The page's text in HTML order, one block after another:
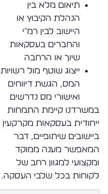
תיאום מלא בין
הנהלת הקיבוץ או
היישוב לבין רמ"י
והחברים בעסקאות
שיוך או הרחבה
ייצוג שוטף מול רשויות
המס, הגשת דיווחים
ואישורי מס נדרשים
במשרדנו קיימת התמחות
ייחודית בעסקאות מקרקעין
ביישובים שיתופיים, דבר
המאפשר מענה ממוקד
ומקצועי למגוון רחב של
לקוחות בכל שלבי העסקה.